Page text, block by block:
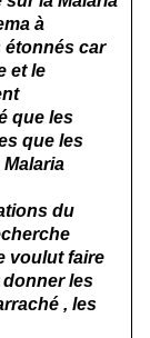
à
étonnés car
et le
que les
que les
du
voulut faire
les
, les